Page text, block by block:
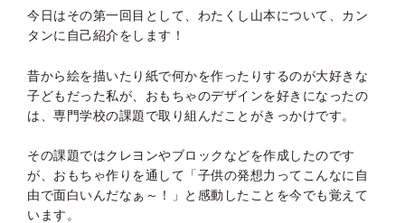
今日はその第一回目として、わたくし山本について、カン
タンに自己紹介をします！
昔から絵を描いたり紙で何かを作ったりするのが大好きな
子どもだった私が、おもちゃのデザインを好きになったの
は、専門学校の課題で取り組んだことがきっかけです。
その課題ではクレヨンやブロックなどを作成したのです
が、おもちゃ作りを通して「子供の発想力ってこんなに自
由で面白いんだなぁ～！」と感動したことを今でも覚えて
います。